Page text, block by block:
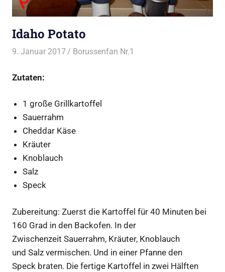
Idaho Potato
9. Januar 2017 Borussenfan Nr.1
Zutaten:
1 große Grillkartoffel
Sauerrahm
Cheddar Käse
Kräuter
Knoblauch
Salz
Speck
Zubereitung: Zuerst die Kartoffel für 40 Minuten bei
160 Grad in den Backofen. In der
Zwischenzeit Sauerrahm, Kräuter, Knoblauch
und Salz vermischen. Und in einer Pfanne den
Speck braten. Die fertige Kartoffel in zwei Hälften